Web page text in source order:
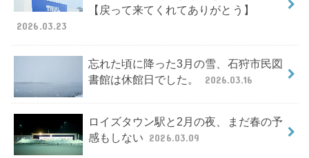
【戻って来てくれてありがとう】
2026.03.23
忘れた頃に降った3月の雪、石狩市民図
書館は休館日でした。
2026.03.16
ロイズタウン駅と2月の夜、まだ春の予
感もしない 2026.03.09